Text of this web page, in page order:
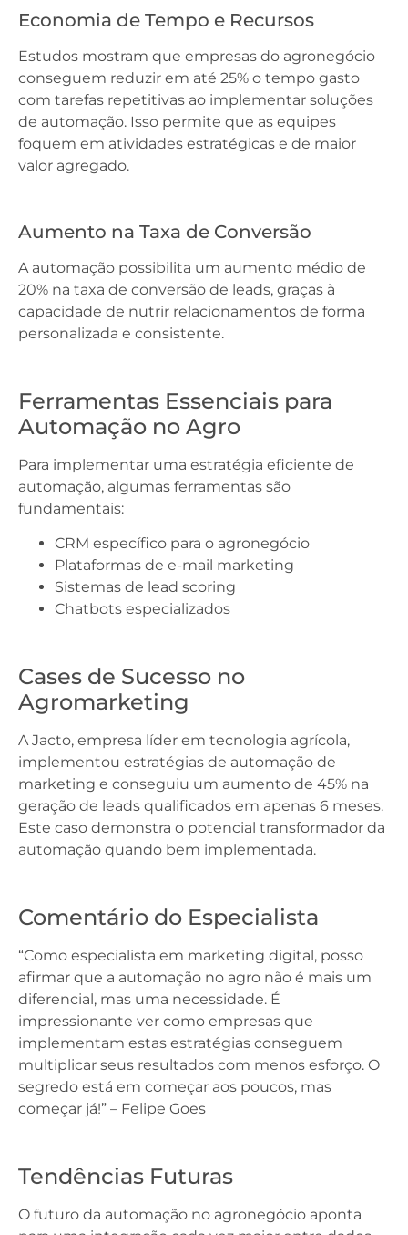
Economia de Tempo e Recursos
Estudos mostram que empresas do agronegócio
conseguem reduzir em até 25% o tempo gasto
com tarefas repetitivas ao implementar soluções
de automação. Isso permite que as equipes
foquem em atividades estratégicas e de maior
valor agregado.
Aumento na Taxa de Conversão
A automação possibilita um aumento médio de
20% na taxa de conversão de leads, graças à
capacidade de nutrir relacionamentos de forma
personalizada e consistente.
Ferramentas Essenciais para
Automação no Agro
Para implementar uma estratégia eficiente de
automação, algumas ferramentas são
fundamentais:
CRM específico para o agronegócio
Plataformas de e-mail marketing
Sistemas de lead scoring
Chatbots especializados
Cases de Sucesso no
Agromarketing
A Jacto, empresa líder em tecnologia agrícola,
implementou estratégias de automação de
marketing e conseguiu um aumento de 45% na
geração de leads qualificados em apenas 6 meses.
Este caso demonstra o potencial transformador da
automação quando bem implementada.
Comentário do Especialista
“Como especialista em marketing digital, posso
afirmar que a automação no agro não é mais um
diferencial, mas uma necessidade. É
impressionante ver como empresas que
implementam estas estratégias conseguem
multiplicar seus resultados com menos esforço. O
segredo está em começar aos poucos, mas
começar já!” – Felipe Goes
Tendências Futuras
O futuro da automação no agronegócio aponta